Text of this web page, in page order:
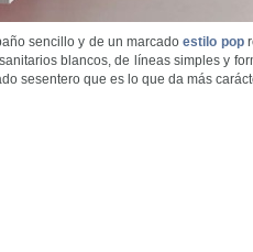
sencillo y de un marcadoestilo pop
blancos, de líneas simples y
sesentero que es lo que da más